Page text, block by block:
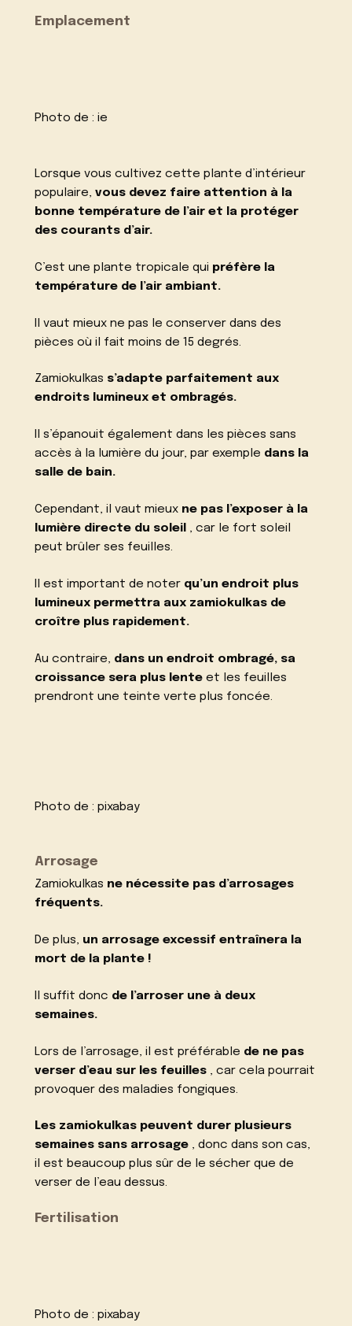
Emplacement
Photo de :ie
Lorsque vous cultivez cette plante d’intérieur
populaire,vous devez faire attention à la
bonne température de l’air et la protéger
des courants d’air.
C’est une plante tropicale qui préfère la
température de l’air ambiant.
Il vaut mieux ne pas le conserver dans des
pièces où il fait moins de 15 degrés.
Zamiokulkas s’adapte parfaitement aux
endroits lumineux et ombragés.
Il s’épanouit également dans les pièces sans
accès à la lumière du jour, par exemple dans la
salle de bain.
Cependant, il vaut mieux ne pas l’exposer à la
lumière directe du soleil , car le fort soleil
peut brûler ses feuilles.
Il est important de noter qu’un endroit plus
lumineux permettra aux zamiokulkas de
croître plus rapidement.
Au contraire, dans un endroit ombragé, sa
croissance sera plus lente et les feuilles
prendront une teinte verte plus foncée.
Photo de :pixabay
Arrosage
Zamiokulkas ne nécessite pas d’arrosages
fréquents.
De plus, un arrosage excessif entraînera la
mort de la plante !
Il suffit donc de l’arroser une à deux
semaines.
Lors de l’arrosage, il est préférable de ne pas
verser d’eau sur les feuilles , car cela pourrait
provoquer des maladies fongiques.
Les zamiokulkas peuvent durer plusieurs
semaines sans arrosage , donc dans son cas,
il est beaucoup plus sûr de le sécher que de
verser de l’eau dessus.
Fertilisation
Photo de :pixabay